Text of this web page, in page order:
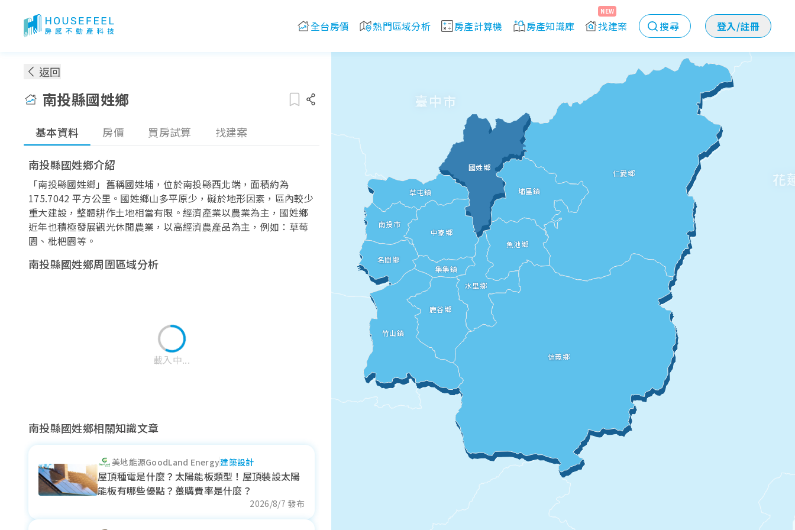
全台房價 熱門區域分析 房產計算機 房產知識庫 找建案
NEW
搜尋 登入/註冊
返回
南投縣國姓鄉
基本資料 房價 買房試算 找建案
南投縣國姓鄉介紹
「南投縣國姓鄉」舊稱國姓埔，位於南投縣西北端，面積約為
175.7042 平方公里。國姓鄉山多平原少，礙於地形因素，區內較少
重大建設，整體耕作土地相當有限。經濟產業以農業為主，國姓鄉
近年也積極發展觀光休閒農業，以高經濟農產品為主，例如：草莓
園、枇杷園等。
南投縣國姓鄉周圍區域分析
載入中...
太平區
近一年成交單價
霧峰區
近一年成交單價
和平區
近一年成交單價
南投縣國姓鄉相關知識文章
美地能源GoodLand Energy建築設計
屋頂種電是什麼？太陽能板類型！屋頂裝設太陽
能板有哪些優點？躉購費率是什麼？
2026/8/7 發布
臺中市
花
南投縣
彰化縣
嘉義縣
仁愛鄉
國姓鄉
埔里鎮
草屯鎮
南投市
中寮鄉
魚池鄉
名間鄉
集集鎮
水里鄉
鹿谷鄉
信義鄉
竹山鎮